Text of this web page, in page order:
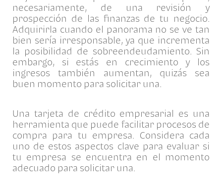
necesariamente, de una revisión y
prospección de las finanzas de tu negocio.
Adquirirla cuando el panorama no se ve tan
bien sería irresponsable, ya que incrementa
la posibilidad de sobreendeudamiento. Sin
embargo, si estás en crecimiento y los
ingresos también aumentan, quizás sea
buen momento para solicitar una.
Una tarjeta de crédito empresarial es una
herramienta que puede facilitar procesos de
compra para tu empresa. Considera cada
uno de estos aspectos clave para evaluar si
tu empresa se encuentra en el momento
adecuado para solicitar una.